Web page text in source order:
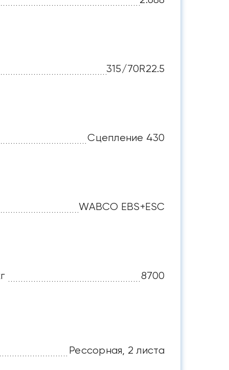
315/70R22.5
Сцепление 430
WABCO EBS+ESC
8700
Рессорная, 2 листа